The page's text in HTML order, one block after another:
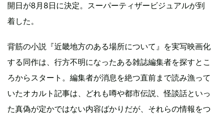
開日が8月8日に決定。スーパーティザービジュアルが到
着した。
背筋の小説『近畿地方のある場所について』を実写映画化
する同作は、行方不明になったある雑誌編集者を探すとこ
ろからスタート。編集者が消息を絶つ直前まで読み漁って
いたオカルト記事は、どれも噂や都市伝説、怪談話といっ
た真偽が定かではない内容ばかりだが、それらの情報をつ